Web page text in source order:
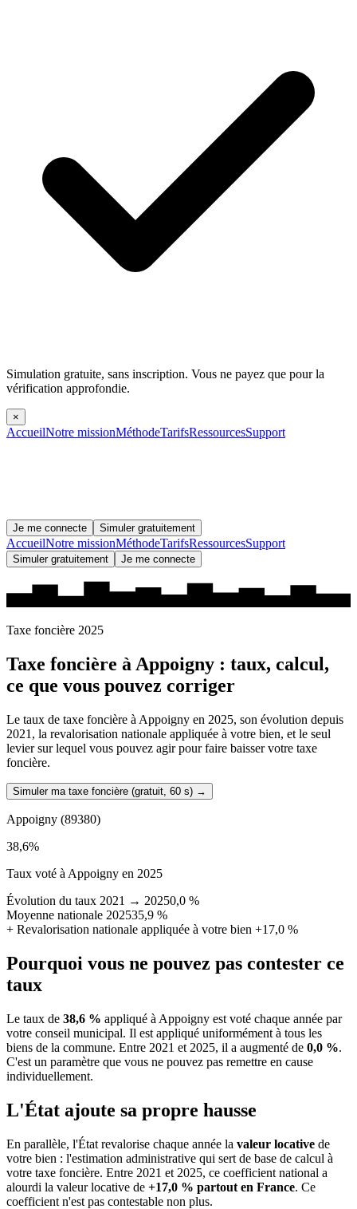
Simulation gratuite, sans inscription. Vous ne payez que pour la
vérification approfondie.
×
AccueilNotre missionMéthodeTarifsRessourcesSupport
Je me connecte Simuler gratuitement
AccueilNotre missionMéthodeTarifsRessourcesSupport
Simuler gratuitement Je me connecte
Taxe foncière 2025
Taxe foncière àAppoigny : taux, calcul,
ce que vous pouvez corriger
Le taux de taxe foncière à Appoigny en 2025, son évolution depuis
2021, la revalorisation nationale appliquée à votre bien, et le seul
levier sur lequel vous pouvez agir pour faire baisser votre taxe
foncière.
Simuler ma taxe foncière (gratuit, 60 s) →
Appoigny (89380)
38,6%
Taux voté à Appoigny en 2025
Évolution du taux 2021 → 20250,0 %
Moyenne nationale 202535,9 %
+ Revalorisation nationale appliquée à votre bien +17,0 %
Pourquoi vous ne pouvez pas contester ce
taux
Le taux de 38,6 % appliqué à Appoigny est voté chaque année par
votre conseil municipal. Il est appliqué uniformément à tous les
biens de la commune. Entre 2021 et 2025, il a augmenté de 0,0 %.
C'est un paramètre que vous ne pouvez pas remettre en cause
individuellement.
L'État ajoute sa propre hausse
En parallèle, l'État revalorise chaque année la valeur locative de
votre bien : l'estimation administrative qui sert de base de calcul à
votre taxe foncière. Entre 2021 et 2025, ce coefficient national a
alourdi la valeur locative de +17,0 % partout en France. Ce
coefficient n'est pas contestable non plus.